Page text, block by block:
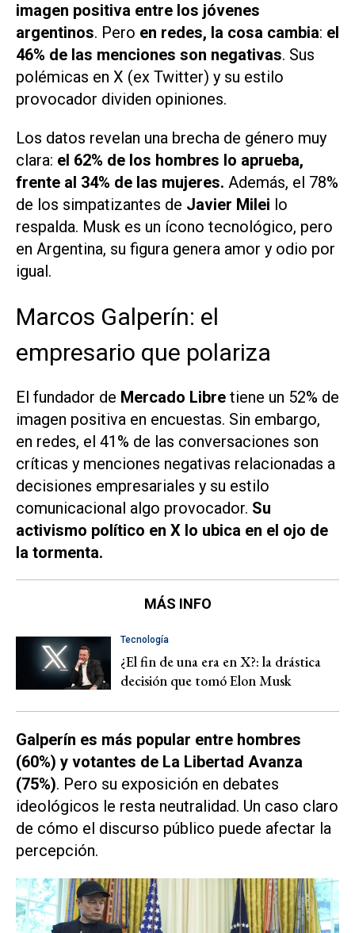
imagen positiva entre los jóvenes
argentinos. Pero en redes, la cosa cambia: el
46% de las menciones son negativas. Sus
polémicas en X (ex Twitter) y su estilo
provocador dividen opiniones.
Los datos revelan una brecha de género muy
clara: el 62% de los hombres lo aprueba,
frente al 34% de las mujeres. Además, el 78%
de los simpatizantes de Javier Milei lo
respalda. Musk es un ícono tecnológico, pero
en Argentina, su figura genera amor y odio por
igual.
Marcos Galperín: el
empresario que polariza
El fundador de Mercado Libre tiene un 52% de
imagen positiva en encuestas. Sin embargo,
en redes, el 41% de las conversaciones son
críticas y menciones negativas relacionadas a
decisiones empresariales y su estilo
comunicacional algo provocador. Su
activismo político en X lo ubica en el ojo de
la tormenta.
MÁS INFO
Tecnología
¿El fin de una era en X?: la drástica
decisión que tomó Elon Musk
Galperín es más popular entre hombres
(60%) y votantes de La Libertad Avanza
(75%). Pero su exposición en debates
ideológicos le resta neutralidad. Un caso claro
de cómo el discurso público puede afectar la
percepción.